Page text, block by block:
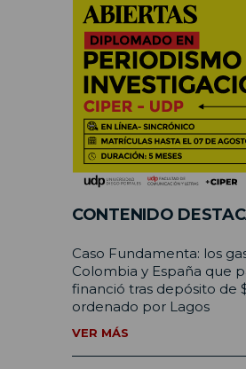
CONTENIDO
Caso Fundamenta: los
Colombia y España que
financió tras depósito de
ordenado por Lagos
VER MÁS